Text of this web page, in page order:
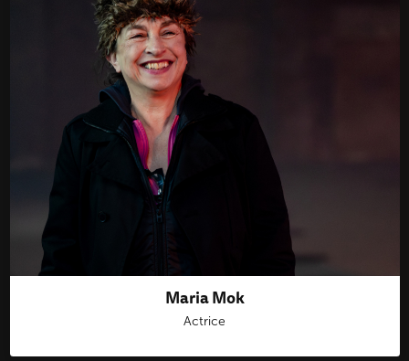
Maria Mok
Actrice